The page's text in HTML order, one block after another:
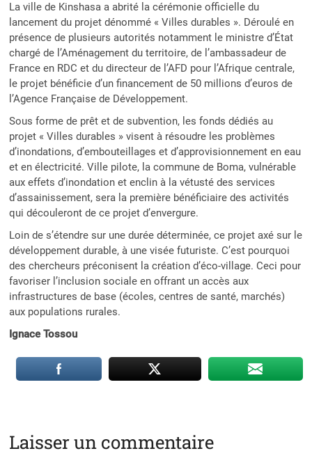
La ville de Kinshasa a abrité la cérémonie officielle du
lancement du projet dénommé « Villes durables ». Déroulé en
présence de plusieurs autorités notamment le ministre d’État
chargé de l’Aménagement du territoire, de l’ambassadeur de
France en RDC et du directeur de l’AFD pour l’Afrique centrale,
le projet bénéficie d’un financement de 50 millions d’euros de
l’Agence Française de Développement.
Sous forme de prêt et de subvention, les fonds dédiés au
projet « Villes durables » visent à résoudre les problèmes
d’inondations, d’embouteillages et d’approvisionnement en eau
et en électricité. Ville pilote, la commune de Boma, vulnérable
aux effets d’inondation et enclin à la vétusté des services
d’assainissement, sera la première bénéficiaire des activités
qui découleront de ce projet d’envergure.
Loin de s’étendre sur une durée déterminée, ce projet axé sur le
développement durable, à une visée futuriste. C’est pourquoi
des chercheurs préconisent la création d’éco-village. Ceci pour
favoriser l’inclusion sociale en offrant un accès aux
infrastructures de base (écoles, centres de santé, marchés)
aux populations rurales.
Ignace Tossou
Laisser un commentaire